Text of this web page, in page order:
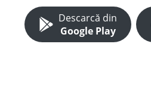
Descarcă din
Google Play